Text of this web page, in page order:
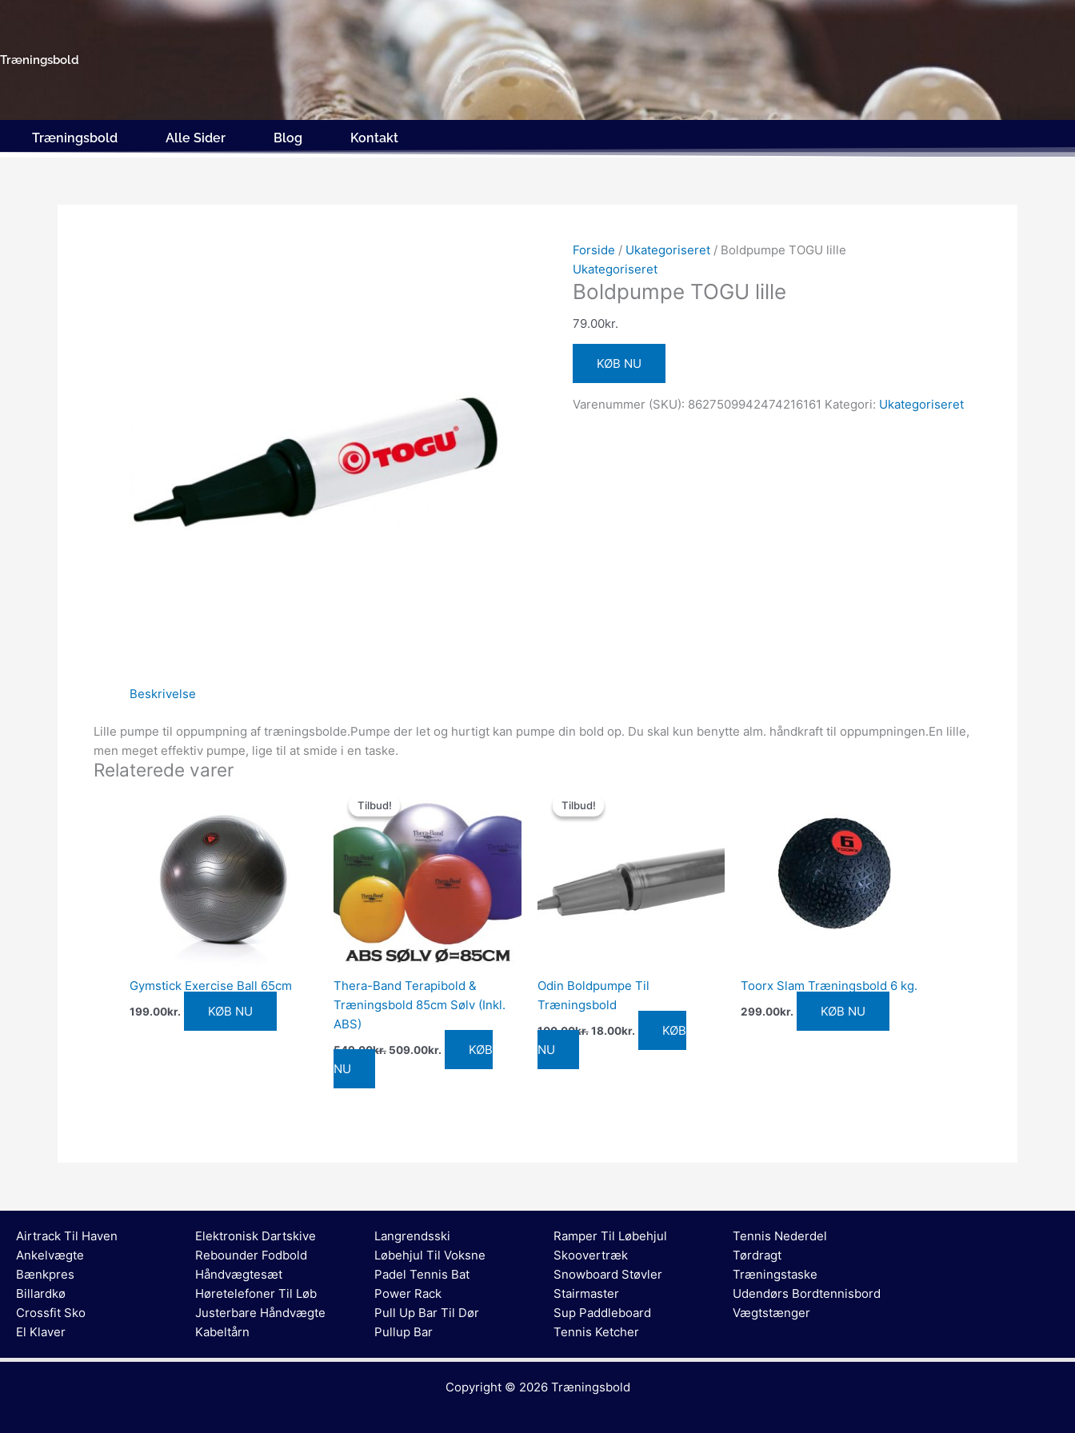
Træningsbold
Træningsbold Alle Sider Blog Kontakt
Forside / Ukategoriseret / Boldpumpe TOGU lille
Ukategoriseret
Boldpumpe TOGU lille
79.00kr.
KØB NU
Varenummer (SKU): 8627509942474216161 Kategori: Ukategoriseret
Beskrivelse
Lille pumpe til oppumpning af træningsbolde.Pumpe der let og hurtigt kan pumpe din bold op. Du skal kun benytte alm. håndkraft til oppumpningen.En lille,
men meget effektiv pumpe, lige til at smide i en taske.
Relaterede varer
Gymstick Exercise Ball 65cm
199.00kr. KØB NU
Tilbud!
Tilbud!
Thera-Band Terapibold &
Træningsbold 85cm Sølv (Inkl.
ABS)
549.00kr.
oprindelige
pris
var:
549.00kr..
509.00kr.
pris
er:
509.00kr..
KØB
NU
Tilbud!
Tilbud!
Odin Boldpumpe Til
Træningsbold
100.00kr.
oprindelige
pris
18.00kr.
KØB
NU
Toorx Slam Træningsbold 6 kg.
299.00kr. KØB NU
Airtrack Til Haven
Ankelvægte
Bænkpres
Billardkø
Crossfit Sko
El Klaver
Elektronisk Dartskive
Rebounder Fodbold
Håndvægtesæt
Høretelefoner Til Løb
Justerbare Håndvægte
Kabeltårn
Langrendsski
Løbehjul Til Voksne
Padel Tennis Bat
Power Rack
Pull Up Bar Til Dør
Pullup Bar
Ramper Til Løbehjul
Skoovertræk
Snowboard Støvler
Stairmaster
Sup Paddleboard
Tennis Ketcher
Tennis Nederdel
Tørdragt
Træningstaske
Udendørs Bordtennisbord
Vægtstænger
Copyright © 2026 Træningsbold